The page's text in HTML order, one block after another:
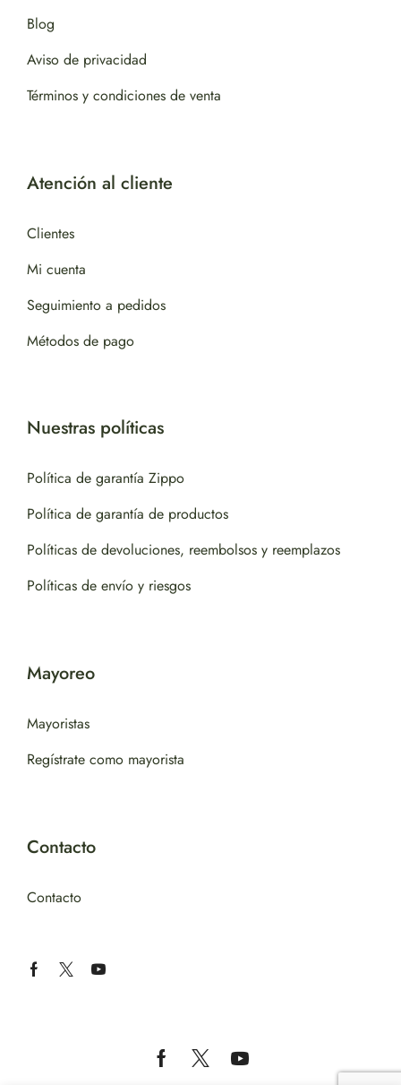
Blog
Aviso de privacidad
Términos y condiciones de venta
Atención al cliente
Clientes
Mi cuenta
Seguimiento a pedidos
Métodos de pago
Nuestras políticas
Política de garantía Zippo
Política de garantía de productos
Políticas de devoluciones, reembolsos y reemplazos
Políticas de envío y riesgos
Mayoreo
Mayoristas
Regístrate como mayorista
Contacto
Contacto